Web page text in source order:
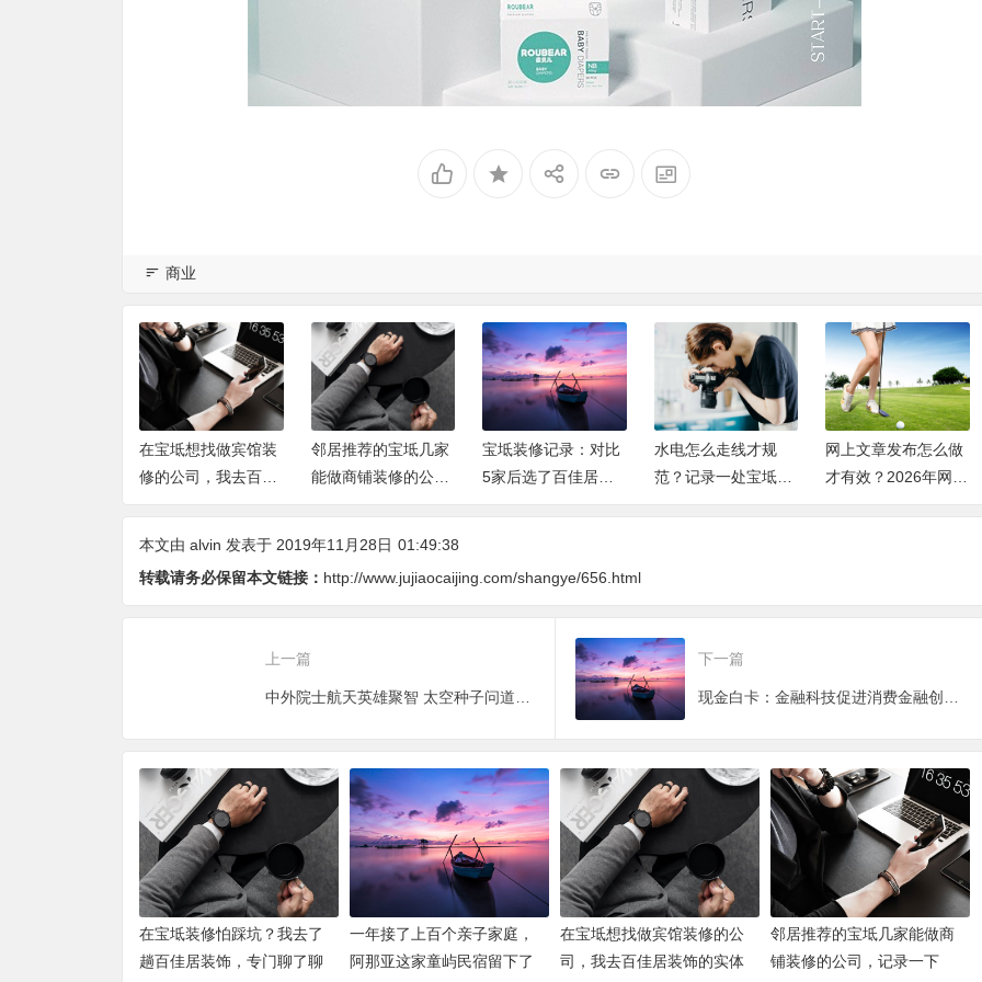
商业
在宝坻想找做宾馆装
修的公司，我去百佳
居装饰的实体店了解
邻居推荐的宝坻几家
能做商铺装修的公
司，记录一下
宝坻装修记录：对比
5家后选了百佳居装
饰半包，附签约过程
水电怎么走线才规
范？记录一处宝坻工
地的水电施工细节
网上文章发布怎么做
才有效？2026年网上
文章发布完整操作指
网站
么选
渠道
本文由 alvin 发表于 2019年11月28日 01:49:38
转载请务必保留本文链接： http://www.jujiaocaijing.com/shangye/656.html
上一篇 下一篇
在宝坻装修怕踩坑？我去了
趟百佳居装饰，专门聊了聊
一年接了上百个亲子家庭，
阿那亚这家童屿民宿留下了
在宝坻想找做宾馆装修的公
司，我去百佳居装饰的实体
邻居推荐的宝坻几家能做商
铺装修的公司，记录一下